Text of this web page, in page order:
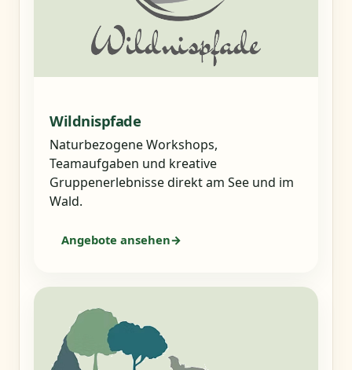
Wildnispfade
Naturbezogene Workshops,
Teamaufgaben und kreative
Gruppenerlebnisse direkt am See und im
Wald.
Angebote ansehen→